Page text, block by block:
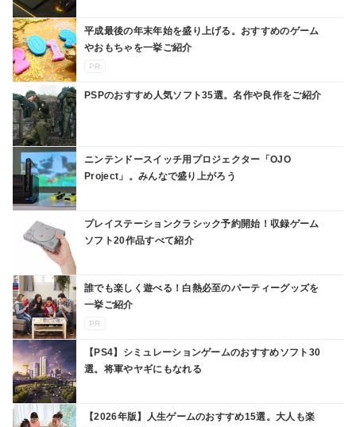
平成最後の年末年始を盛り上げる。おすすめのゲーム
やおもちゃを一挙ご紹介
PR
PSPのおすすめ人気ソフト35選。名作や良作をご紹介
ニンテンドースイッチ用プロジェクター「OJO
Project」。みんなで盛り上がろう
プレイステーションクラシック予約開始！収録ゲーム
ソフト20作品すべて紹介
誰でも楽しく遊べる！白熱必至のパーティーグッズを
一挙ご紹介
PR
【PS4】シミュレーションゲームのおすすめソフト30
選。将軍やヤギにもなれる
【2026年版】人生ゲームのおすすめ15選。大人も楽